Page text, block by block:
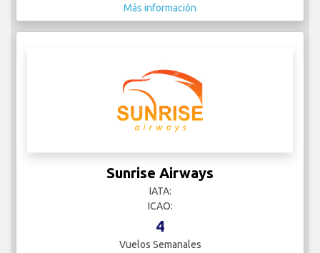
Más información
Sunrise Airways
IATA:
ICAO:
4
Vuelos Semanales